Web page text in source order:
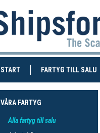
START(CURRENT)FARTYG TILL SALU
VÅRA FARTYG
Alla fartyg till salu